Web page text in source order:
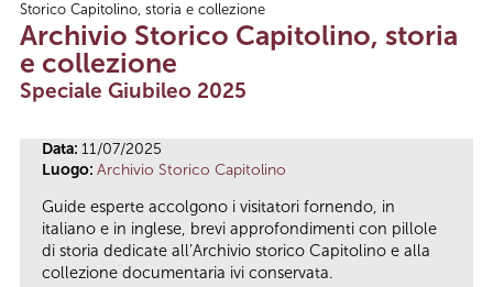
Tu sei qui
Storico Capitolino, storia e collezione
Archivio Storico Capitolino, storia
e collezione
Speciale Giubileo 2025
Data: 11/07/2025
Luogo: Archivio Storico Capitolino
Guide esperte accolgono i visitatori fornendo, in
italiano e in inglese, brevi approfondimenti con pillole
di storia dedicate all’Archivio storico Capitolino e alla
collezione documentaria ivi conservata.